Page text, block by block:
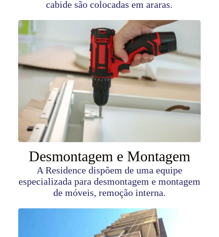
cabide são colocadas em araras.
Desmontagem e Montagem
A Residence dispõem de uma equipe
especializada para desmontagem e montagem
de móveis, remoção interna.